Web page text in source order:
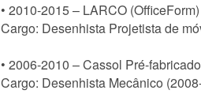
• 2010-2015 – LARCO (OfficeForm)
Cargo: Desenhista Projetista de
• 2006-2010 – Cassol Pré-
Cargo: Desenhista Mecânico